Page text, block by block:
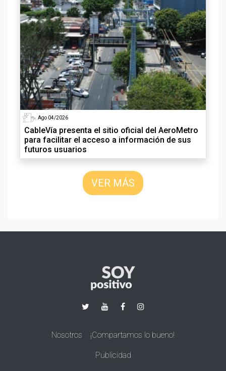
Ago 04/2026
CableVía presenta el sitio oficial del AeroMetro
para facilitar el acceso a información de sus
futuros usuarios
VER MÁS
Nosotros ¡Compartamos lo bueno!
Publicidad